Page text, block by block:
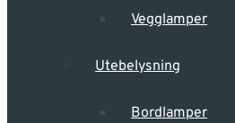
Vegglamper
Utebelysning
Bordlamper